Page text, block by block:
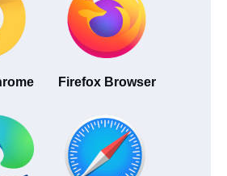
Firefox Browser